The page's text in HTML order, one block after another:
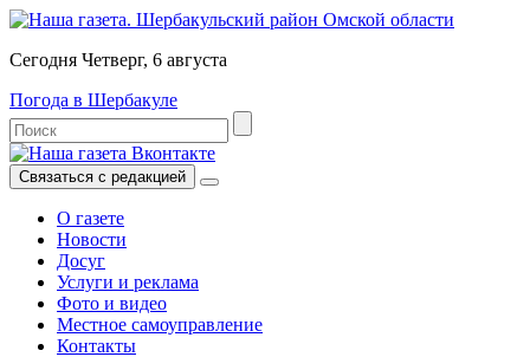
Сегодня Четверг, 6 августа
Погода в Шербакуле
Связаться с редакцией
О газете
Новости
Досуг
Услуги и реклама
Фото и видео
Местное самоуправление
Контакты